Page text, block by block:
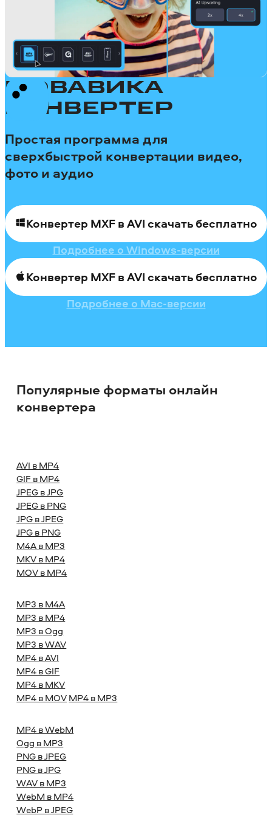
МОВАВИКА
КОНВЕРТЕР
Простая программа для
сверхбыстрой конвертации видео,
фото и аудио
Конвертер MXF в AVI скачать бесплатно
Подробнее о Windows-версии
Конвертер MXF в AVI скачать бесплатно
Подробнее о Mac-версии
Популярные форматы онлайн
конвертера
AVI в MP4
GIF в MP4
JPEG в JPG
JPEG в PNG
JPG в JPEG
JPG в PNG
M4A в MP3
MKV в MP4
MOV в MP4
MP3 в M4A
MP3 в MP4
MP3 в Ogg
MP3 в WAV
MP4 в AVI
MP4 в GIF
MP4 в MKV
MP4 в MOVMP4 в MP3
MP4 в WebM
Ogg в MP3
PNG в JPEG
PNG в JPG
WAV в MP3
WebM в MP4
WebP в JPEG